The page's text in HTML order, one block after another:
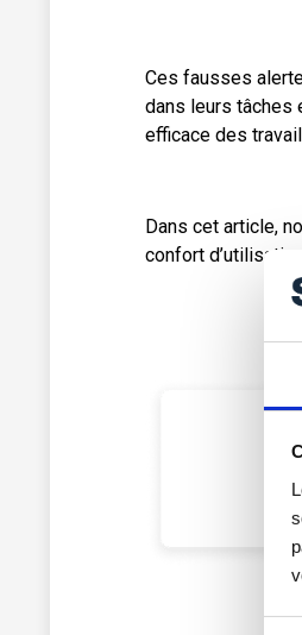
Ces fausses
dans leurs tâches
efficace des
Dans cet article,
confort